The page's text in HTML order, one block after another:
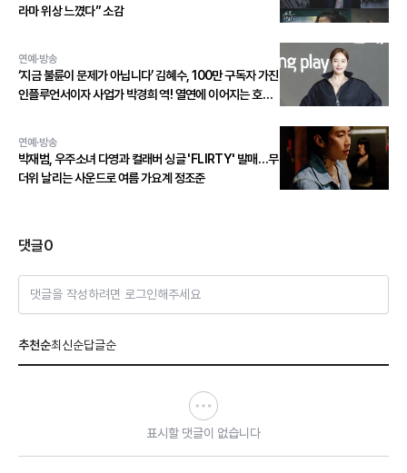
라마 위상 느꼈다” 소감
연예·방송
‘지금 불륜이 문제가 아닙니다’ 김혜수, 100만 구독자 가진
인플루언서이자 사업가 박경희 역! 열연에 이어지는 호평
연예·방송
박재범, 우주소녀 다영과 컬래버 싱글 'FLIRTY' 발매…무
더위 날리는 사운드로 여름 가요계 정조준
댓글0
댓글을 작성하려면 로그인해주세요
추천순최신순답글순
표시할 댓글이 없습니다